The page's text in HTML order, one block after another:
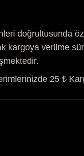
TAŞ
adet
doğrultusunda
kargoya verilme
25 ₺